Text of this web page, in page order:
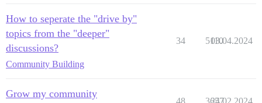
How to seperate the "drive by"
topics from the "deeper"
discussions?
Community Building
34 5110
03.04.2024
Grow my community
48 3657
24.02.2024